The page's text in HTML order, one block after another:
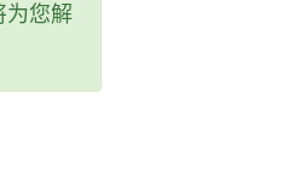
为您解